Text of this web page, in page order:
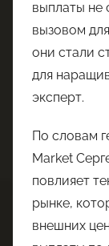
выплаты не
вызовом
они стали
для
эксперт.
По словам
Market
повлияет
рынке,
внешних